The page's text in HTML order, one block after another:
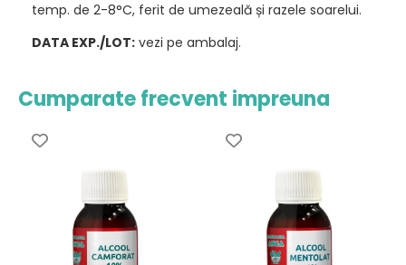
temp. de 2-8°C, ferit de umezeală și razele soarelui.
DATA EXP./LOT: vezi pe ambalaj.
Cumparate frecvent impreuna